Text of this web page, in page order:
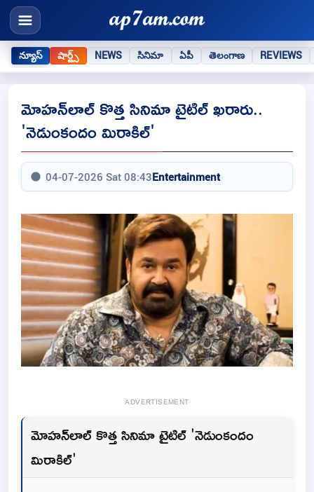
న్యూస్ షార్ట్స్ NEWS సినిమా ఏపీ తెలంగాణ REVIEWS
మోహన్‌లాల్ కొత్త సినిమా టైటిల్ ఖరారు..
'నెడుంకందం మిరాకిల్'
04-07-2026 Sat 08:43Entertainment
ADVERTISEMENT
మోహన్‌లాల్ కొత్త సినిమా టైటిల్ 'నెడుంకందం
మిరాకిల్'